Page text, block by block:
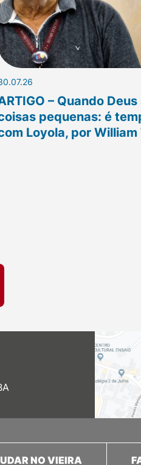
– Quando
pequenas: é
Loyola, por William
NO VIEIRA